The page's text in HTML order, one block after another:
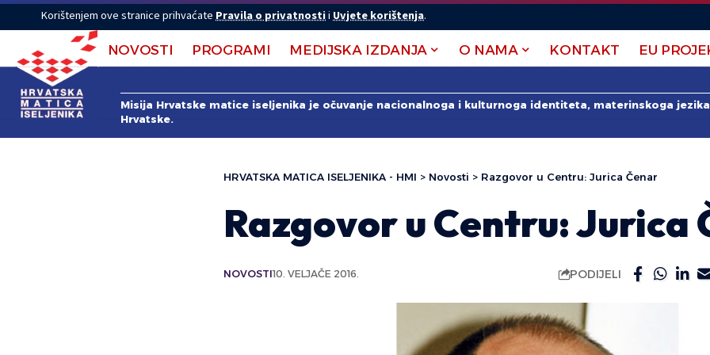
Korištenjem ove stranice prihvaćate Pravila o privatnostii Uvjete korištenja.
NOVOSTI PROGRAMI MEDIJSKA IZDANJA O NAMA KONTAKT EU
Misija Hrvatske matice iseljenika je očuvanje nacionalnoga i kulturnoga identiteta, materinskoga
Hrvatske.
HRVATSKA MATICA ISELJENIKA - HMI > Novosti > Razgovor u Centru: Jurica Čenar
Razgovor u Centru: Jurica
NOVOSTI10. VELJAČE 2016. PODIJELI